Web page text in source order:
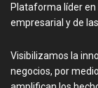
Plataforma líder en
empresarial y de
Visibilizamos la
negocios, por